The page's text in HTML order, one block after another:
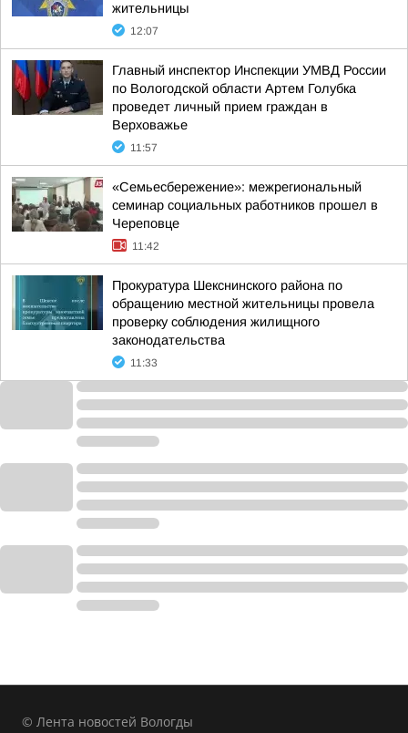
жительницы
12:07
Главный инспектор Инспекции УМВД России
по Вологодской области Артем Голубка
проведет личный прием граждан в
Верховажье
11:57
«Семьесбережение»: межрегиональный
семинар социальных работников прошел в
Череповце
11:42
Прокуратура Шекснинского района по
обращению местной жительницы провела
проверку соблюдения жилищного
законодательства
11:33
© Лента новостей Вологды